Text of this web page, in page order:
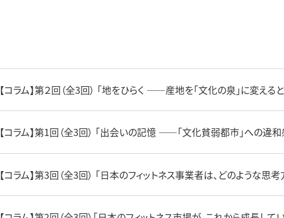
【コラム】第２回（全3回） 「地をひらく ——産地を「文化の泉」に変えると
【コラム】第1回（全3回） 「出会いの記憶 ——「文化貧弱都市」への違和
【コラム】第3回（全3回） 「日本のフィットネス事業者は、どのような